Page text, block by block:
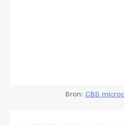
Bron: CBS